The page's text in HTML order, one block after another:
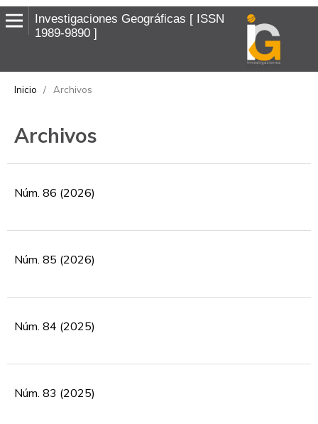
Investigaciones Geográficas
ISSN
1989-9890
Inicio / Archivos
Archivos
Núm. 86 (2026)
Núm. 85 (2026)
Núm. 84 (2025)
Núm. 83 (2025)